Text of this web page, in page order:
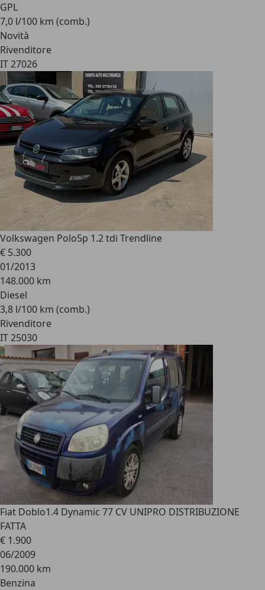
GPL
7,0 l/100 km (comb.)
Novità
Rivenditore
IT 27026
Volkswagen Polo5p 1.2 tdi Trendline
€ 5.300
01/2013
148.000 km
Diesel
3,8 l/100 km (comb.)
Rivenditore
IT 25030
Fiat Doblo1.4 Dynamic 77 CV UNIPRO DISTRIBUZIONE
FATTA
€ 1.900
06/2009
190.000 km
Benzina